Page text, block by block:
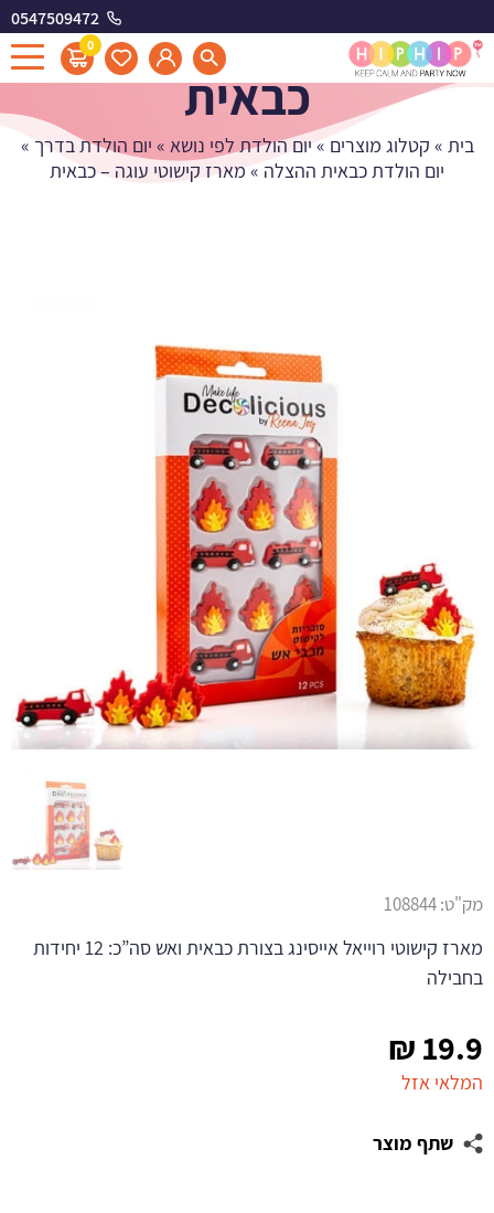
0547509472
0
מארז קישוטי עוגה -
כבאית
בית » קטלוג מוצרים » יום הולדת לפי נושא » יום הולדת בדרך »
יום הולדת כבאית ההצלה » מארז קישוטי עוגה – כבאית
19.9
₪
המלאי אזל
שתף מוצר
מק"ט:108844
מארז קישוטי רוייאל אייסינג בצורת כבאית ואש סה”כ: 12 יחידות
בחבילה